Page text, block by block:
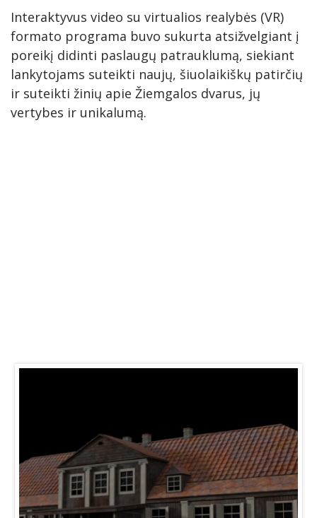
VIRTIENIŲ RAITYMO EDUKACIJA
KREPŠINIO LEGENDOS ATGYJA JONIŠKYJE
KLECKŲ PUOTA
LAUMĖS TAKAIS Į SAVO VIDINĮ PASAULĮ
SKAISTGIRĮ
Interaktyvus video su virtualios realybės (VR)
formato programa buvo sukurta atsižvelgiant į
poreikį didinti paslaugų patrauklumą, siekiant
lankytojams suteikti naujų, šiuolaikiškų patirčių
ir suteikti žinių apie Žiemgalos dvarus, jų
vertybes ir unikalumą.